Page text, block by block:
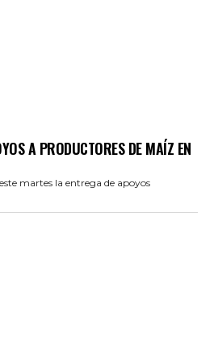
A PRODUCTORES DE MAÍZ EN
martes la entrega de apoyos